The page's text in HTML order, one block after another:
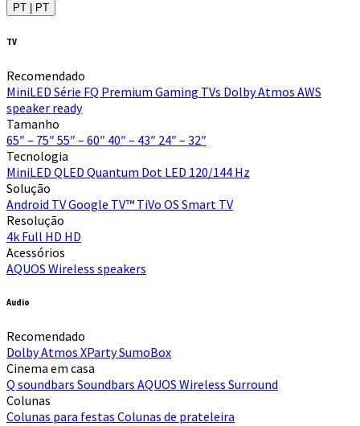
PT | PT
TV
Recomendado
MiniLED Série FQ Premium Gaming TVs Dolby Atmos AWS
speaker ready
Tamanho
65″ – 75″ 55″ – 60″ 40″ – 43″ 24″ – 32″
Tecnologia
MiniLED QLED Quantum Dot LED 120/144 Hz
Solução
Android TVGoogle TV™ TiVo OS Smart TV
Resolução
4k Full HD HD
Acessórios
AQUOS Wireless speakers
Audio
Recomendado
Dolby Atmos XPartySumoBox
Cinema em casa
Q soundbars Soundbars AQUOS Wireless Surround
Colunas
Colunas para festas Colunas de prateleira